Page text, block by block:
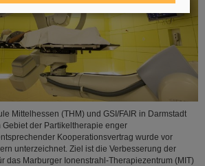
Mittelhessen (THM) und GSI/FAIR in Darmstadt
der Partikeltherapie enger
Kooperationsvertrag wurde vor
unterzeichnet. Ziel ist die Verbesserung der
das Marburger Ionenstrahl-Therapiezentrum (MIT)